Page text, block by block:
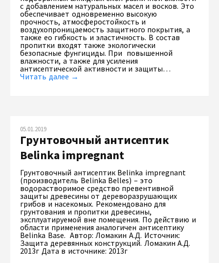
с добавлением натуральных масел и восков. Это
обеспечивает одновременно высокую
прочность, атмосферостойкость и
воздухопроницаемость защитного покрытия, а
также ео гибкость и эластичность. В состав
пропитки входят также экологически
безопасные фунгициды. При повышенной
влажности, а также для усиления
антисептической активности и защиты…
Читать далее →
05.01.2019
Грунтовочный антисептик
Belinka impregnant
Грунтовочный антисептик Belinka impregnant
(производитель Belinka Belles) – это
водорастворимое средство превентивной
защиты древесины от дереворазрушающих
грибов и насекомых. Рекомендовано для
грунтования и пропитки древесины,
эксплуатируемой вне помещения. По действию и
области применения аналогичен антисептику
Belinka Base. Автор: Ломакин А.Д. Источник:
Защита деревянных конструкций. Ломакин А.Д.
2013г Дата в источнике: 2013г